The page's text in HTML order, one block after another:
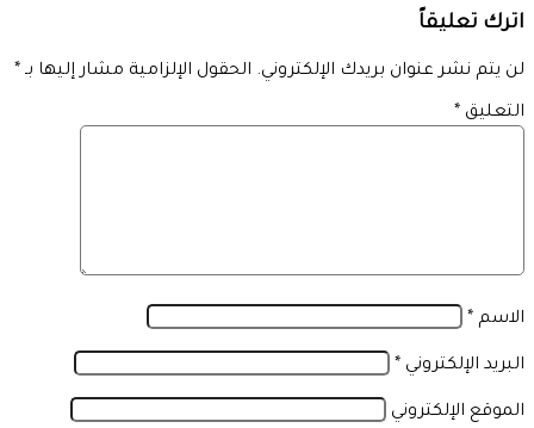
اترك تعليقاً
لن يتم نشر عنوان بريدك الإلكتروني. الحقول الإلزامية مشار إليها بـ *
التعليق *
الاسم *
البريد الإلكتروني *
الموقع الإلكتروني